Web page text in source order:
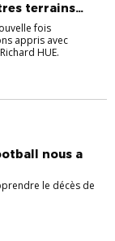
terrains…
fois
appris avec
de Richard HUE.
nous a
le décès de